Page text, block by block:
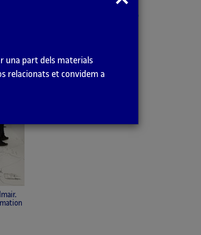
modal
una part dels materials
relacionats et convidem a